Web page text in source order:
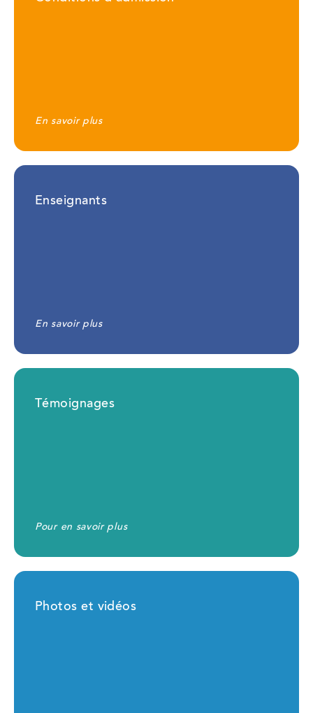
En savoir plus
Enseignants
En savoir plus
Témoignages
Pour en savoir plus
Photos et vidéos